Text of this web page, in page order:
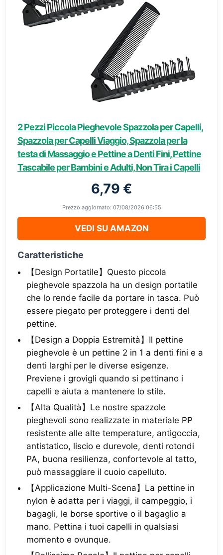
2 Pezzi Piccola Pieghevole Spazzola per Capelli,
Spazzola per Capelli Viaggio, Spazzola per la
testa di Massaggio e Pettine a Denti Fini, Pettine
Tascabile per Bambini e Adulti, Non Tira i Capelli
6,79 €
Prezzo aggiornato: 07/08/2026 06:55
VEDI SU AMAZON
Caratteristiche
【Design Portatile】Questo piccola
pieghevole spazzola ha un design portatile
che lo rende facile da portare in tasca. Può
essere piegato per proteggere i denti del
pettine.
【Design a Doppia Estremità】Il pettine
pieghevole è un pettine 2 in 1 a denti fini e a
denti larghi per le diverse esigenze.
Previene i grovigli quando si pettinano i
capelli e aiuta a mantenere lo stile.
【Alta Qualità】Le nostre spazzole
pieghevoli sono realizzate in materiale PP
resistente alle alte temperature, antigoccia,
antistatico, liscio e durevole, denti rotondi
PA, buona resilienza, confortevole al tatto,
può massaggiare il cuoio capelluto.
【Applicazione Multi-Scena】La pettine in
nylon è adatta per i viaggi, il campeggio, i
bagagli, le borse sportive o il bagaglio a
mano. Pettina i tuoi capelli in qualsiasi
momento e ovunque.